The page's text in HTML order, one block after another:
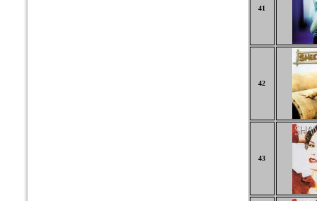
41
42
43